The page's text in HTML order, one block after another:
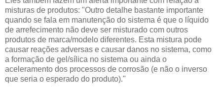
misturas de produtos: "Outro detalhe bastante importante
quando se fala em manutenção do sistema é que o líquido
de arrefecimento não deve ser misturado com outros
produtos de marca/modelo diferentes. Esta mistura pode
causar reações adversas e causar danos no sistema, como
a formação de gel/sílica no sistema ou ainda o
aceleramento dos processos de corrosão (e não o inverso
que seria o esperado do produto)."